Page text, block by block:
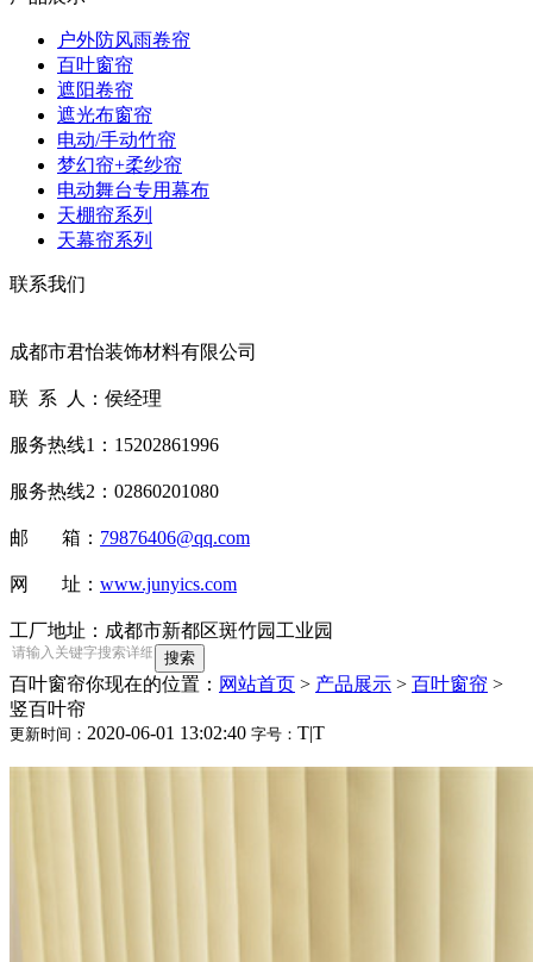
户外防风雨卷帘
百叶窗帘
遮阳卷帘
遮光布窗帘
电动/手动竹帘
梦幻帘+柔纱帘
电动舞台专用幕布
天棚帘系列
天幕帘系列
联系我们
成都市君怡装饰材料有限公司
联 系 人：侯经理
服务热线1：15202861996
服务热线2：02860201080
邮 箱： 79876406@qq.com
网 址： www.junyics.com
工厂地址：成都市新都区斑竹园工业园
百叶窗帘你现在的位置： 网站首页 > 产品展示 > 百叶窗帘 >
竖百叶帘
更新时间： 2020-06-01 13:02:40 字号： T|T